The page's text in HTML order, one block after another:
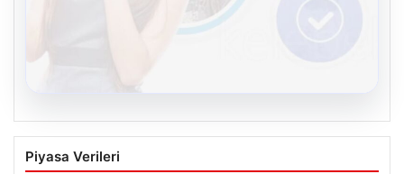
Kelebek.Org İle Sanal İletişimin Seviyeli
Adresi Ve Muhabbet Deneyimi
Piyasa Verileri